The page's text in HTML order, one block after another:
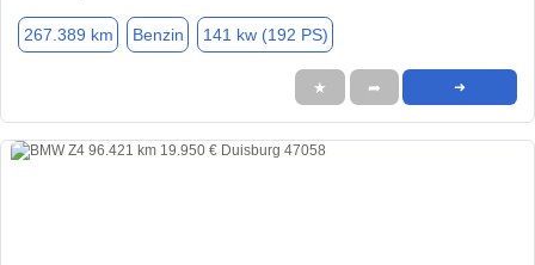
267.389 km Benzin 141 kw (192 PS)
★ ➦ ➜